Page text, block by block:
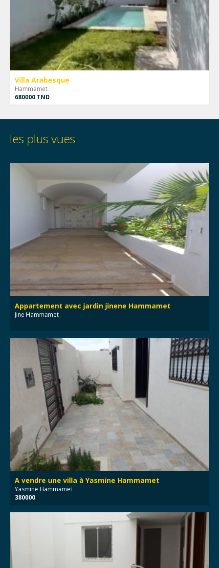
Villa Arabesque
Hammamet
680000 TND
les plus vues
Appartement avec jardin jinene Hammamet
Jine Hammamet
A vendre une villa à Yasmine Hammamet
Yasmine Hammamet
380000